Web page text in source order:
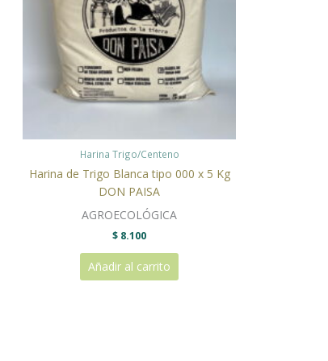
Harina Trigo/Centeno
Harina de Trigo Blanca tipo 000 x 5 Kg
DON PAISA
AGROECOLÓGICA
$ 8.100
Añadir al carrito